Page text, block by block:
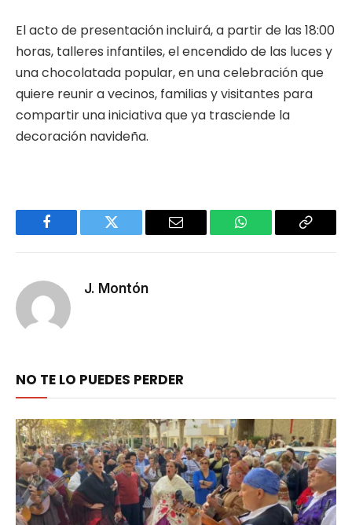
El acto de presentación incluirá, a partir de las 18:00
horas, talleres infantiles, el encendido de las luces y
una chocolatada popular, en una celebración que
quiere reunir a vecinos, familias y visitantes para
compartir una iniciativa que ya trasciende la
decoración navideña.
Facebook Twitter Email WhatsApp Copy
J. Montón
NO TE LO PUEDES PERDER